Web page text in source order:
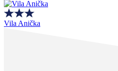
Vila Anička